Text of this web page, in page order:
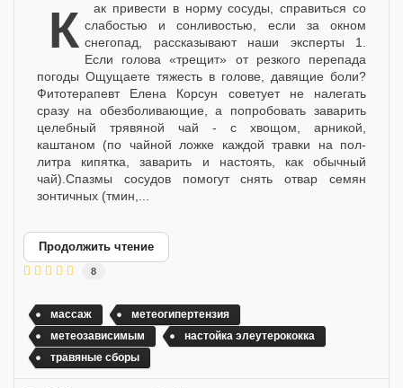
Как привести в норму сосуды, справиться со слабостью и сонливостью, если за окном
снегопад, рассказывают наши эксперты 1.
Если голова «трещит» от резкого перепада
погоды Ощущаете тяжесть в голове, давящие боли?
Фитотерапевт Елена Корсун советует не налегать
сразу на обезболивающие, а попробовать заварить
целебный трявяной чай - с хвощом, арникой,
каштаном (по чайной ложке каждой травки на пол-
литра кипятка, заварить и настоять, как обычный
чай).Спазмы сосудов помогут снять отвар семян
зонтичных (тмин,...
Продолжить чтение
8
массаж
метеогипертензия
метеозависимым
настойка элеутерококка
травяные сборы